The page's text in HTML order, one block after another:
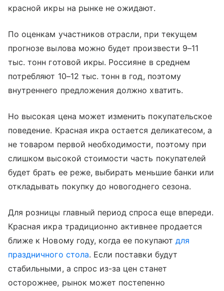
красной икры на рынке не ожидают.
По оценкам участников отрасли, при текущем
прогнозе вылова можно будет произвести 9–11
тыс. тонн готовой икры. Россияне в среднем
потребляют 10–12 тыс. тонн в год, поэтому
внутреннего предложения должно хватить.
Но высокая цена может изменить покупательское
поведение. Красная икра остается деликатесом, а
не товаром первой необходимости, поэтому при
слишком высокой стоимости часть покупателей
будет брать ее реже, выбирать меньшие банки или
откладывать покупку до новогоднего сезона.
Для розницы главный период спроса еще впереди.
Красная икра традиционно активнее продается
ближе к Новому году, когда ее покупают для
праздничного стола. Если поставки будут
стабильными, а спрос из-за цен станет
осторожнее, рынок может постепенно